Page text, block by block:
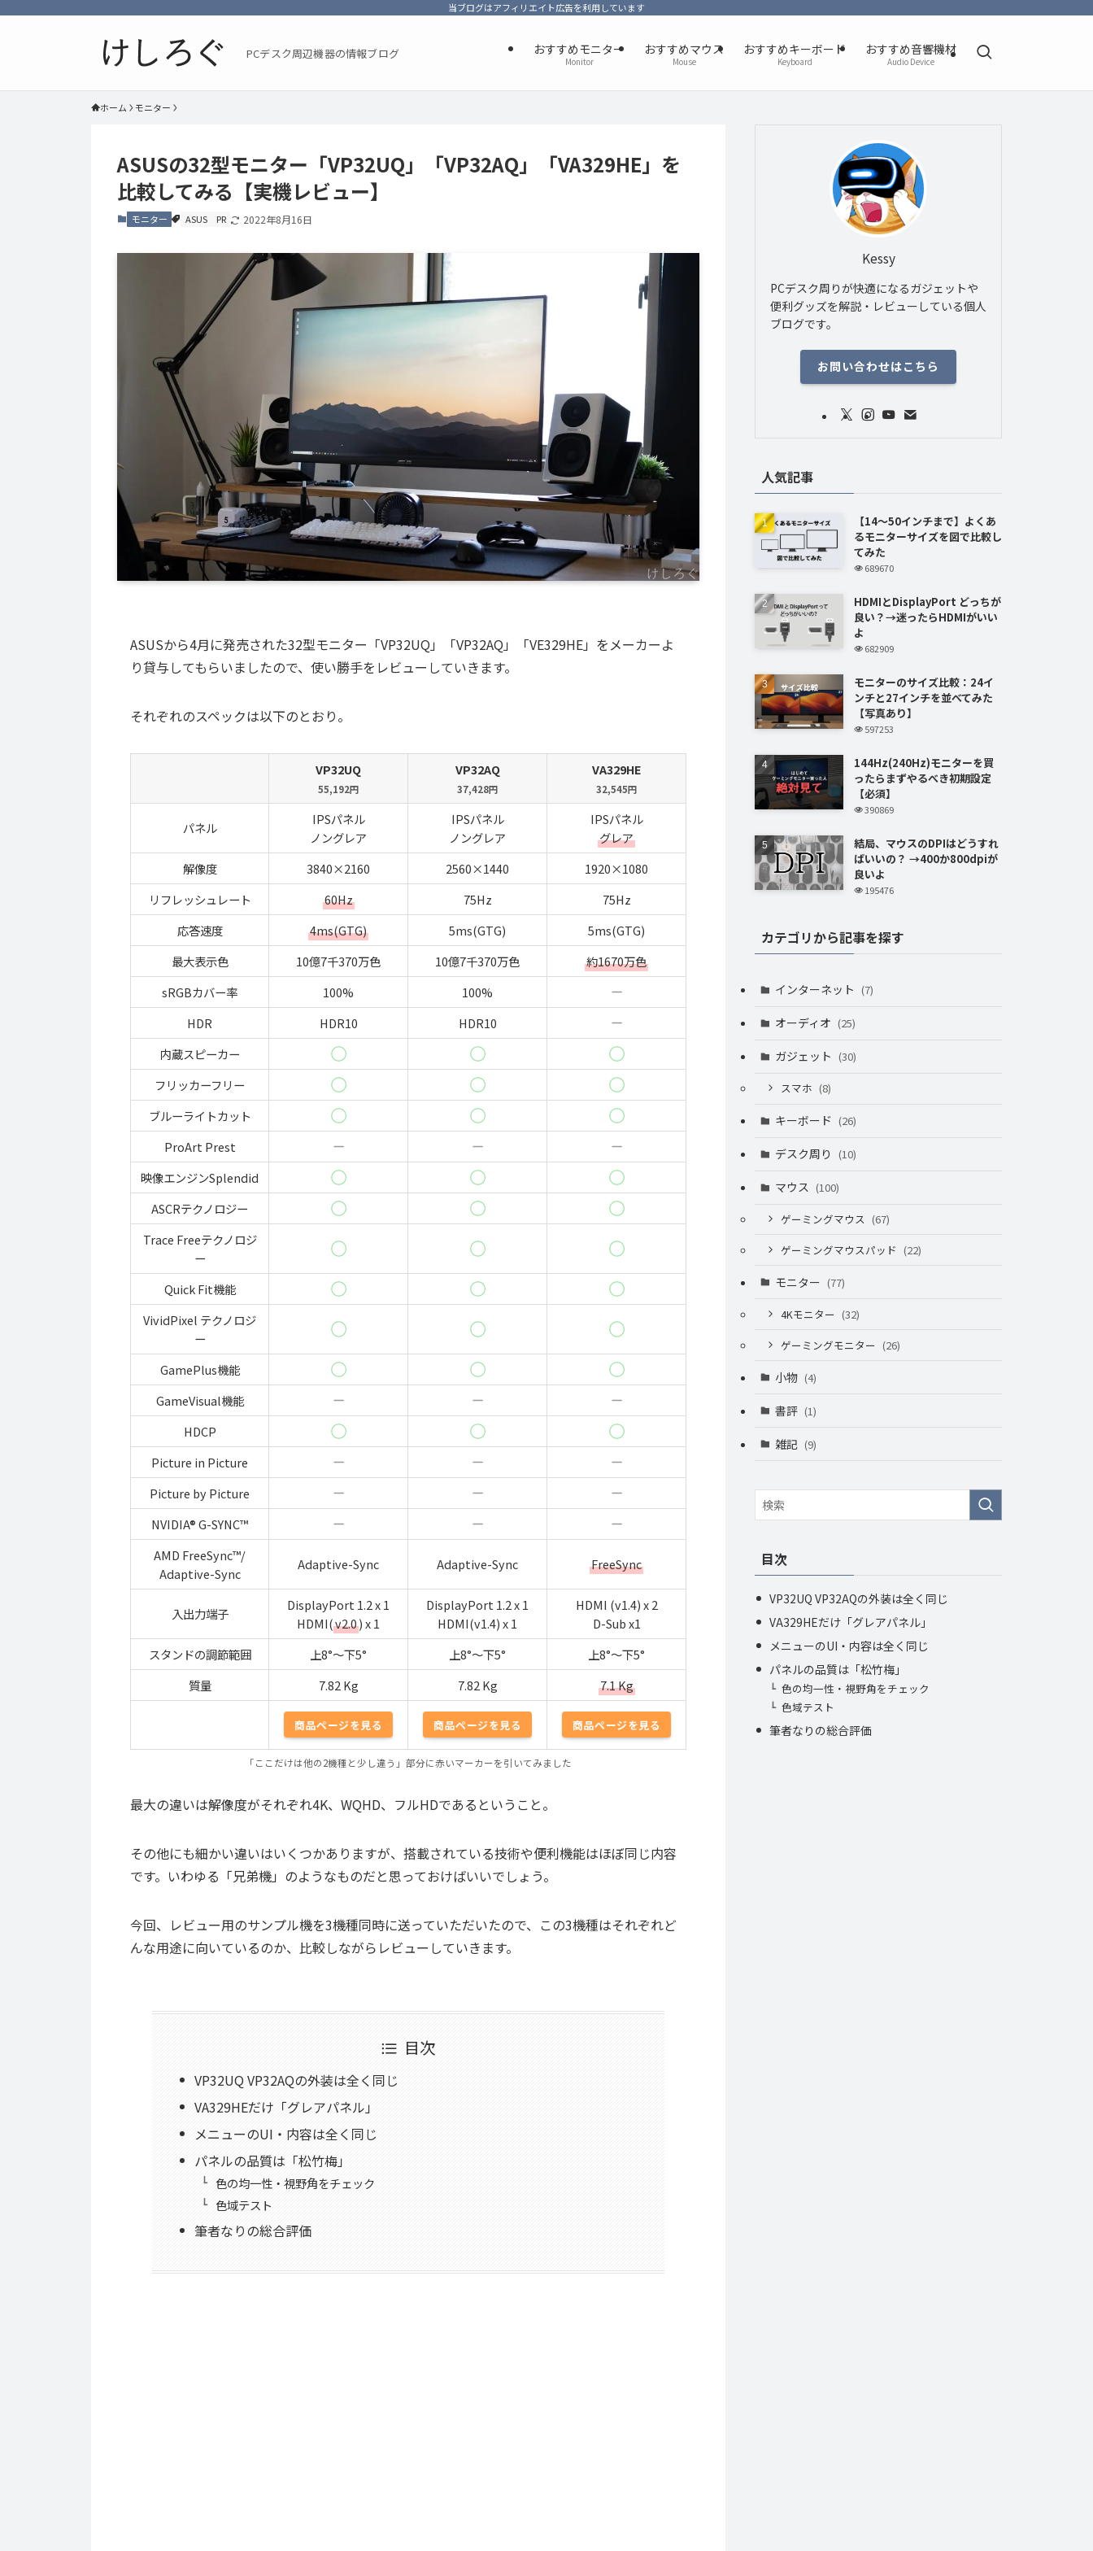
当ブログはアフィリエイト広告を利用しています
PCデスク周辺機器の情報ブログ おすすめモニター
Monitor
おすすめマウス
Mouse
おすすめキーボード
Keyboard
おすすめ音響機材
Audio Device
ホーム モニター
ASUSの32型モニター「VP32UQ」「VP32AQ」「VA329HE」を
比較してみる【実機レビュー】
モニター ASUS PR 2022年8月16日
ASUSから4月に発売された32型モニター「VP32UQ」「VP32AQ」「VE329HE」をメーカーよ
り貸与してもらいましたので、使い勝手をレビューしていきます。
それぞれのスペックは以下のとおり。
VP32UQ
55,192円
VP32AQ
37,428円
VA329HE
32,545円
パネル
IPSパネル
ノングレア
IPSパネル
ノングレア
IPSパネル
グレア
解像度
3840×2160 2560×1440
1920×1080
リフレッシュレート
60Hz 75Hz
75Hz
応答速度
4ms(GTG) 5ms(GTG)
5ms(GTG)
最大表示色
10億7千370万色 10億7千370万色
約1670万色
sRGBカバー率
100%
100%
HDR
HDR10
HDR10
内蔵スピーカー
フリッカーフリー
ブルーライトカット
ProArt Prest
映像エンジンSplendid
ASCRテクノロジー
Trace Freeテクノロジ
ー
Quick Fit機能
VividPixel テクノロジ
ー
GamePlus機能
GameVisual機能
HDCP
Picture in Picture
Picture by Picture
NVIDIA® G-SYNC™
AMD FreeSync™/
Adaptive-Sync
Adaptive-Sync Adaptive-Sync FreeSync
入出力端子
DisplayPort 1.2 x 1
HDMI(v2.0) x 1
DisplayPort 1.2 x 1
HDMI(v1.4) x 1
HDMI (v1.4) x 2
D-Sub x1
スタンドの調節範囲
上8°～下5° 上8°～下5°
上8°～下5°
質量
7.82 Kg 7.82 Kg 7.1 Kg
商品ページを見る 商品ページを見る 商品ページを見る
「ここだけは他の2機種と少し違う」部分に赤いマーカーを引いてみました
最大の違いは解像度がそれぞれ4K、WQHD、フルHDであるということ。
その他にも細かい違いはいくつかありますが、搭載されている技術や便利機能はほぼ同じ内容
です。いわゆる「兄弟機」のようなものだと思っておけばいいでしょう。
今回、レビュー用のサンプル機を3機種同時に送っていただいたので、この3機種はそれぞれど
んな用途に向いているのか、比較しながらレビューしていきます。
目次
VP32UQ VP32AQの外装は全く同じ
VA329HEだけ「グレアパネル」
メニューのUI・内容は全く同じ
パネルの品質は「松竹梅」
色の均一性・視野角をチェック
色域テスト
筆者なりの総合評価
Kessy
PCデスク周りが快適になるガジェットや
便利グッズを解説・レビューしている個人
ブログです。
お問い合わせはこちら
人気記事
【14～50インチまで】よくあ
るモニターサイズを図で比較し
てみた
689670
HDMIとDisplayPort どっちが
良い？→迷ったらHDMIがいい
よ
682909
モニターのサイズ比較：24イ
ンチと27インチを並べてみた
【写真あり】
597253
144Hz(240Hz)モニターを買
ったらまずやるべき初期設定
【必須】
390869
結局、マウスのDPIはどうすれ
ばいいの？ →400か800dpiが
良いよ
195476
カテゴリから記事を探す
インターネット (7)
オーディオ (25)
ガジェット (30)
スマホ (8)
キーボード (26)
デスク周り (10)
マウス (100)
ゲーミングマウス (67)
ゲーミングマウスパッド (22)
モニター (77)
4Kモニター (32)
ゲーミングモニター (26)
小物 (4)
書評 (1)
雑記 (9)
目次
VP32UQ VP32AQの外装は全く同じ
VA329HEだけ「グレアパネル」
メニューのUI・内容は全く同じ
パネルの品質は「松竹梅」
色の均一性・視野角をチェック
色域テスト
筆者なりの総合評価